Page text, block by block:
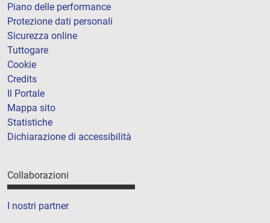
Piano delle performance
Protezione dati personali
Sicurezza online
Tuttogare
Cookie
Credits
Il Portale
Mappa sito
Statistiche
Dichiarazione di accessibilità
Collaborazioni
I nostri partner